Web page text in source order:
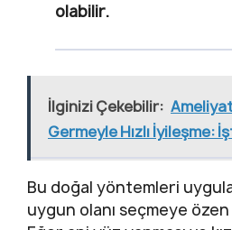
olabilir.
İlginizi Çekebilir:
Germeyle Hızlı İyileşme:
Bu doğal yöntemleri
uygun olanı seçmeye